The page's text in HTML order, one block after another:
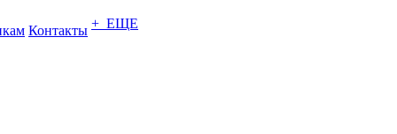
Контакты + ЕЩЕ